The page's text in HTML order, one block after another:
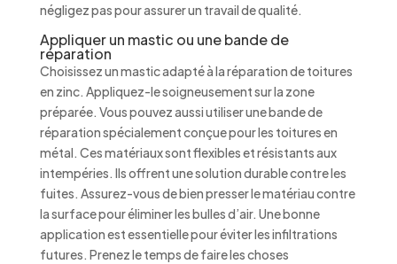
négligez pas pour assurer un travail de qualité.
Appliquer un mastic ou une bande de
réparation
Choisissez un mastic adapté à la réparation de toitures
en zinc. Appliquez-le soigneusement sur la zone
préparée. Vous pouvez aussi utiliser une bande de
réparation spécialement conçue pour les toitures en
métal. Ces matériaux sont flexibles et résistants aux
intempéries. Ils offrent une solution durable contre les
fuites. Assurez-vous de bien presser le matériau contre
la surface pour éliminer les bulles d’air. Une bonne
application est essentielle pour éviter les infiltrations
futures. Prenez le temps de faire les choses